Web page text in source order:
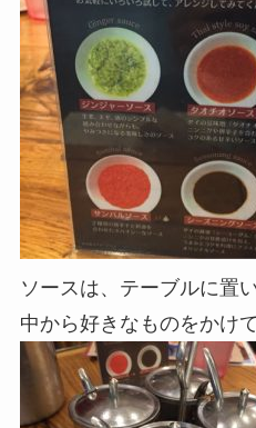
ソースは、テーブルに置
中から好きなものをかけ